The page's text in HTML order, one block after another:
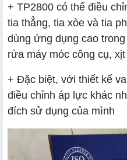
+ TP2800 có thể điều
tia thẳng, tia xòe và tia
dùng ứng dụng cao
rửa máy móc công cụ,
+ Đặc biệt, với thiết kế
điều chỉnh áp lực khác
đích sử dụng của mình